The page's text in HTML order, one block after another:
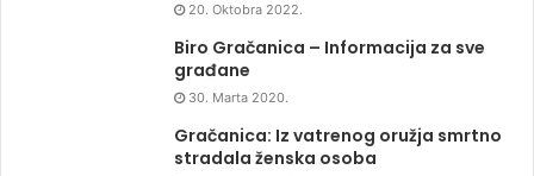
20. Oktobra 2022.
Biro Gračanica – Informacija za sve
građane
30. Marta 2020.
Gračanica: Iz vatrenog oružja smrtno
stradala ženska osoba